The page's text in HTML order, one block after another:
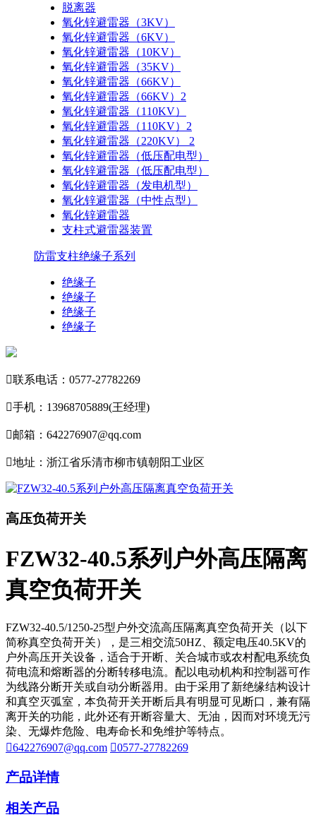
脱离器
氧化锌避雷器（3KV）
氧化锌避雷器（6KV）
氧化锌避雷器（10KV）
氧化锌避雷器（35KV）
氧化锌避雷器（66KV）
氧化锌避雷器（66KV）2
氧化锌避雷器（110KV）
氧化锌避雷器（110KV）2
氧化锌避雷器（220KV） 2
氧化锌避雷器（低压配电型）
氧化锌避雷器（低压配电型）
氧化锌避雷器（发电机型）
氧化锌避雷器（中性点型）
氧化锌避雷器
支柱式避雷器装置
防雷支柱绝缘子系列
绝缘子
绝缘子
绝缘子
绝缘子
联系电话：0577-27782269
手机：13968705889(王经理)
邮箱：642276907@qq.com
地址：浙江省乐清市柳市镇朝阳工业区
高压负荷开关
FZW32-40.5系列户外高压隔离
真空负荷开关
FZW32-40.5/1250-25型户外交流高压隔离真空负荷开关（以下
简称真空负荷开关），是三相交流50HZ、额定电压40.5KV的
户外高压开关设备，适合于开断、关合城市或农村配电系统负
荷电流和熔断器的分断转移电流。配以电动机构和控制器可作
为线路分断开关或自动分断器用。由于采用了新绝缘结构设计
和真空灭弧室，本负荷开关开断后具有明显可见断口，兼有隔
离开关的功能，此外还有开断容量大、无油，因而对环境无污
染、无爆炸危险、电寿命长和免维护等特点。
642276907@qq.com 0577-27782269
产品详情
相关产品